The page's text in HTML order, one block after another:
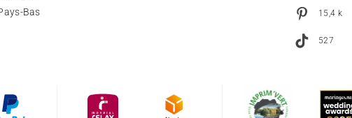
Bas
15,4 k
527